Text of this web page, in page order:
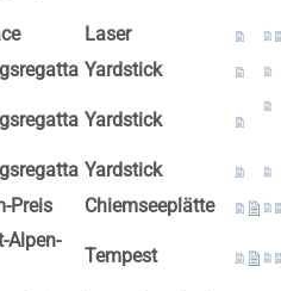
Laser
Yardstick
Yardstick
Yardstick
Preis Chiemseeplätte
Alpen-
Tempest